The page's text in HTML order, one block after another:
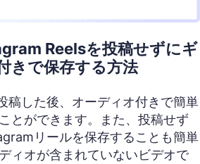
Reelsを投稿せずにギ
きで保存する方法
稿した後、オーディオ付きで簡単
とができます。また、投稿せず
リールを保存することも簡単
ィオが含まれていないビデオで